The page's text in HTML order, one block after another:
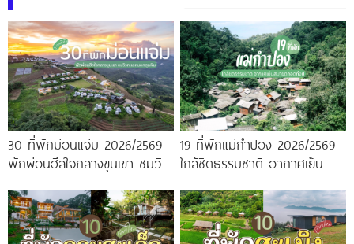
30 ที่พักม่อนแจ่ม 2026/2569
พักผ่อนฮีลใจกลางขุนเขา ชมวิว
19 ที่พักแม่กำปอง 2026/2569
ใกล้ชิดธรรมชาติ อากาศเย็น